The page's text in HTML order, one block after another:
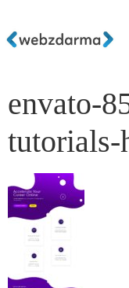
envato-
tutorials-